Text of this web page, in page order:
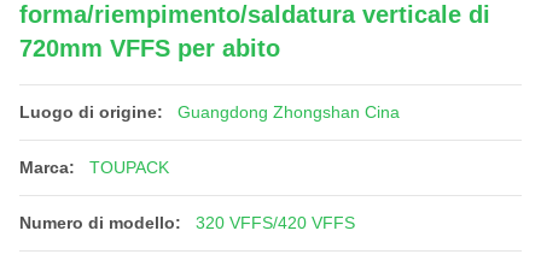
forma/riempimento/saldatura verticale di
720mm VFFS per abito
Luogo di origine: Guangdong Zhongshan Cina
Marca: TOUPACK
Numero di modello: 320 VFFS/420 VFFS